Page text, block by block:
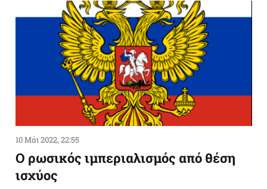
10 Μάι 2022, 22:55
Ο ρωσικός ιμπεριαλισμός από θέση
ισχύος